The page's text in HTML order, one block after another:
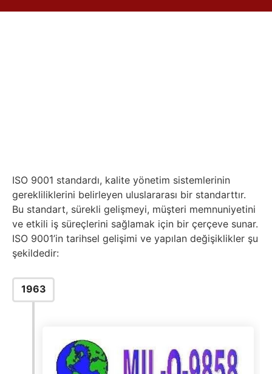
ISO 9001 standardı, kalite yönetim sistemlerinin
gerekliliklerini belirleyen uluslararası bir standarttır.
Bu standart, sürekli gelişmeyi, müşteri memnuniyetini
ve etkili iş süreçlerini sağlamak için bir çerçeve sunar.
ISO 9001’in tarihsel gelişimi ve yapılan değişiklikler şu
şekildedir:
1963